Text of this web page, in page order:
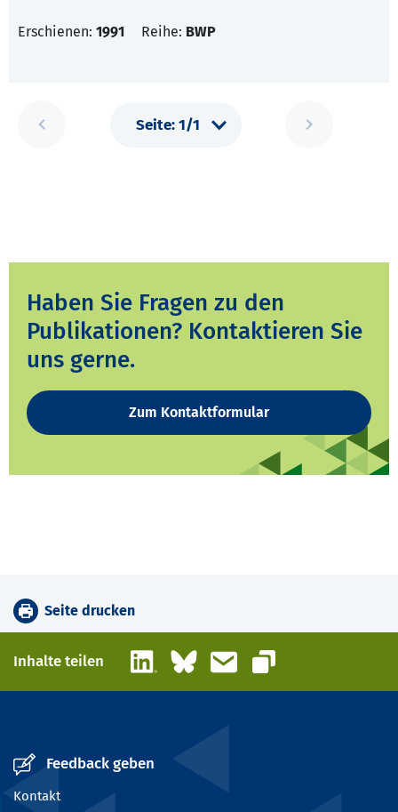
Erschienen: 1991 Reihe: BWP
Haben Sie Fragen zu den
Publikationen? Kontaktieren Sie
uns gerne.
Zum Kontaktformular
Seite drucken
Inhalte teilen LinkedInBlueskyE-Mail
Link kopieren
Feedback geben
Kontakt